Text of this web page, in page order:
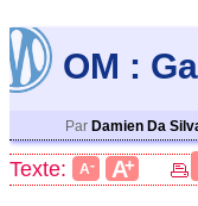
OM :
Par Damien Da
Texte: A- A+